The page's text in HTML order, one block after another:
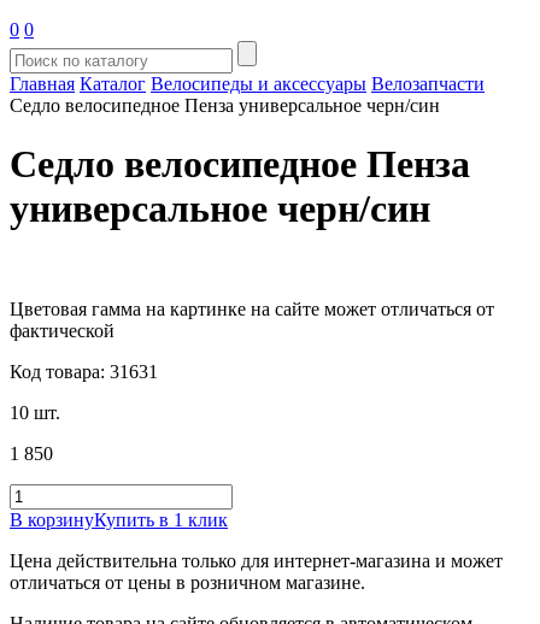
0 0
Главная Каталог Велосипеды и аксессуары Велозапчасти
Седло велосипедное Пенза универсальное черн/син
Седло велосипедное Пенза
универсальное черн/син
Цветовая гамма на картинке на сайте может отличаться от
фактической
Код товара: 31631
10 шт.
1 850
В корзинуКупить в 1 клик
Цена действительна только для интернет-магазина и может
отличаться от цены в розничном магазине.